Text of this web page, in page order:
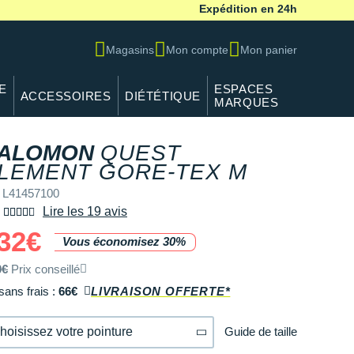
Expédition en 24h
Magasins Mon compte Mon panier
ACCESSOIRES DIÉTÉTIQUE
ESPACES
MARQUES
QUEST
GORE-TEX MREF
L41457100
Lire les 19 avis
Vous économisez 30%
Prix conseillé
frais : 66€ LIVRAISON OFFERTE*
votre pointure Guide de taille